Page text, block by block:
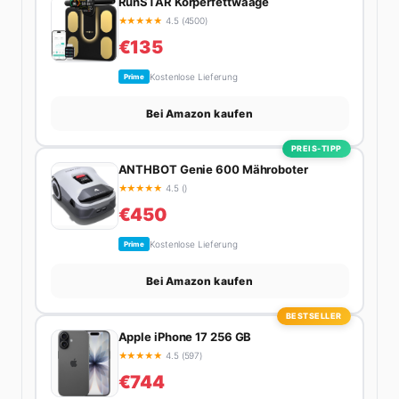
★★★★★ 4.5 (4500)
€135
Prime Kostenlose Lieferung
Bei Amazon kaufen
PREIS-TIPP
ANTHBOT Genie 600 Mähroboter
★★★★★ 4.5 ()
€450
Prime Kostenlose Lieferung
Bei Amazon kaufen
BESTSELLER
Apple iPhone 17 256 GB
★★★★★ 4.5 (597)
€744